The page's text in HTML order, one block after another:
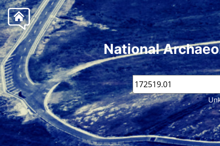
National